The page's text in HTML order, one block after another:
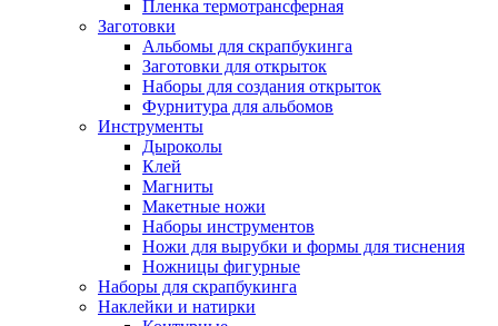
Пленка термотрансферная
Заготовки
Альбомы для скрапбукинга
Заготовки для открыток
Наборы для создания открыток
Фурнитура для альбомов
Инструменты
Дыроколы
Клей
Магниты
Макетные ножи
Наборы инструментов
Ножи для вырубки и формы для тиснения
Ножницы фигурные
Наборы для скрапбукинга
Наклейки и натирки